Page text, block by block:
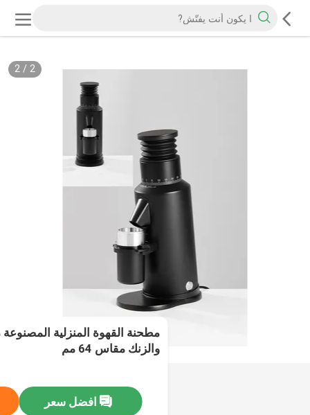
2
/
2
مطحنة القهوة المنزلية
والزنك مقاس 64 مم
افضل سعر